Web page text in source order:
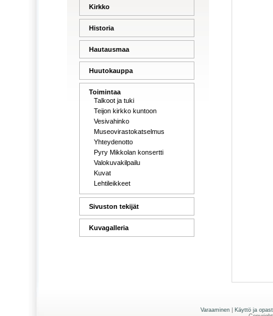
Kirkko
Historia
Hautausmaa
Huutokauppa
Toimintaa
Talkoot ja tuki
Teijon kirkko kuntoon
Vesivahinko
Museovirastokatselmus
Yhteydenotto
Pyry Mikkolan konsertti
Valokuvakilpailu
Kuvat
Lehtileikkeet
Sivuston tekijät
Kuvagalleria
Varaaminen
Käyttö ja